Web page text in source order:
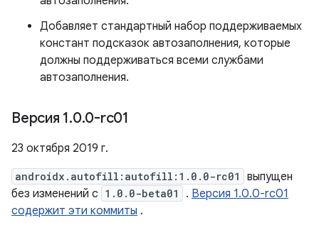
Добавляет стандартный набор поддерживаемых
констант подсказок автозаполнения, которые
должны поддерживаться всеми службами
автозаполнения.
Версия 1.0.0-rc01
23 октября 2019 г.
androidx.autofill:autofill:1.0.0-rc01
выпущен
без изменений с 1.0.0-beta01 . Версия 1.0.0-rc01
содержит эти коммиты .